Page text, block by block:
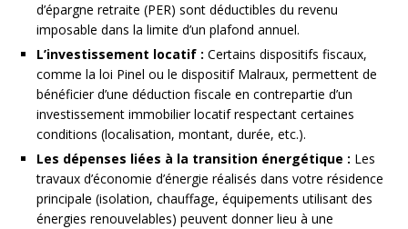
d’épargne retraite (PER) sont déductibles du revenu
imposable dans la limite d’un plafond annuel.
L’investissement locatif : Certains dispositifs fiscaux,
comme la loi Pinel ou le dispositif Malraux, permettent de
bénéficier d’une déduction fiscale en contrepartie d’un
investissement immobilier locatif respectant certaines
conditions (localisation, montant, durée, etc.).
Les dépenses liées à la transition énergétique : Les
travaux d’économie d’énergie réalisés dans votre résidence
principale (isolation, chauffage, équipements utilisant des
énergies renouvelables) peuvent donner lieu à une